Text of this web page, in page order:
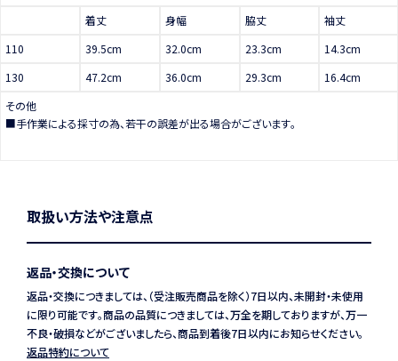
着丈 身幅 脇丈
袖丈
110
39.5cm 32.0cm 23.3cm
14.3cm
130
47.2cm 36.0cm 29.3cm
16.4cm
その他
■手作業による採寸の為、若干の誤差が出る場合がございます。
取扱い方法や注意点
返品・交換について
返品・交換につきましては、（受注販売商品を除く）7日以内、未開封・未使用
に限り可能です。商品の品質につきましては、万全を期しておりますが、万一
不良・破損などがございましたら、商品到着後7日以内にお知らせください。
返品特約について